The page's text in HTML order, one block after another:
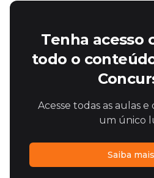
Tenha acesso
todo o
Acesse todas as aulas
um único
Saiba mais